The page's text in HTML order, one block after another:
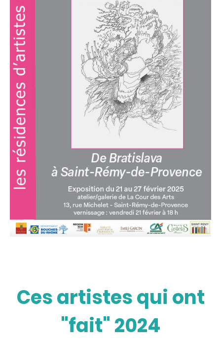
Ces artistes qui ont
"fait" 2024